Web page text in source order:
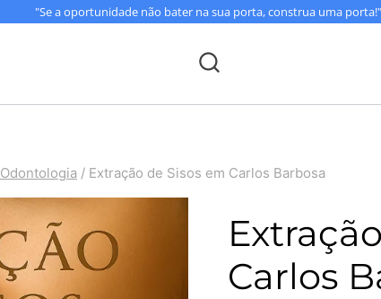
"Se a oportunidade não bater na sua porta, construa uma porta!"
Odontologia / Extração de Sisos em Carlos Barbosa
Carlos